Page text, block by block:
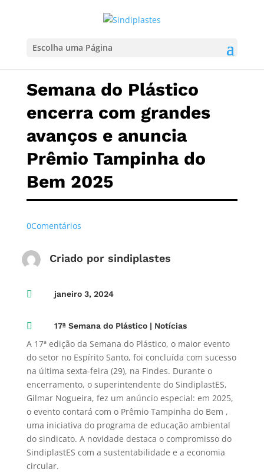
Escolha uma Página
Semana do Plástico
encerra com grandes
avanços e anuncia
Prêmio Tampinha do
Bem 2025
0Comentários
Criado por sindiplastes
 janeiro 3, 2024
 17ª Semana do Plástico| Notícias
A 17ª edição da Semana do Plástico, o maior evento
do setor no Espírito Santo, foi concluída com sucesso
na última sexta-feira (29), na Findes. Durante o
encerramento, o superintendente do SindiplastES,
Gilmar Nogueira, fez um anúncio especial: em 2025,
o evento contará com o Prêmio Tampinha do Bem ,
uma iniciativa do programa de educação ambiental
do sindicato. A novidade destaca o compromisso do
SindiplastES com a sustentabilidade e a economia
circular.